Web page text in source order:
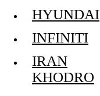
HYUNDAI
INFINITI
IRAN
KHODRO